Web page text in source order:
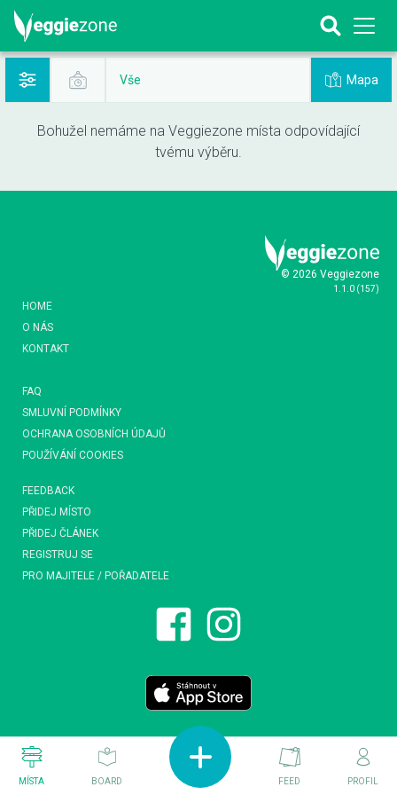
Vše Mapa
Bohužel nemáme na Veggiezone místa odpovídající
tvému výběru.
© 2026 Veggiezone
1.1.0 (157)
HOME
O NÁS
KONTAKT
FAQ
SMLUVNÍ PODMÍNKY
OCHRANA OSOBNÍCH ÚDAJŮ
POUŽÍVÁNÍ COOKIES
FEEDBACK
PŘIDEJ MÍSTO
PŘIDEJ ČLÁNEK
REGISTRUJ SE
PRO MAJITELE / POŘADATELE
MÍSTA BOARD FEED PROFIL